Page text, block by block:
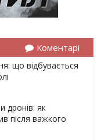
Коментарі
що відбувається
дронів: як
після важкого